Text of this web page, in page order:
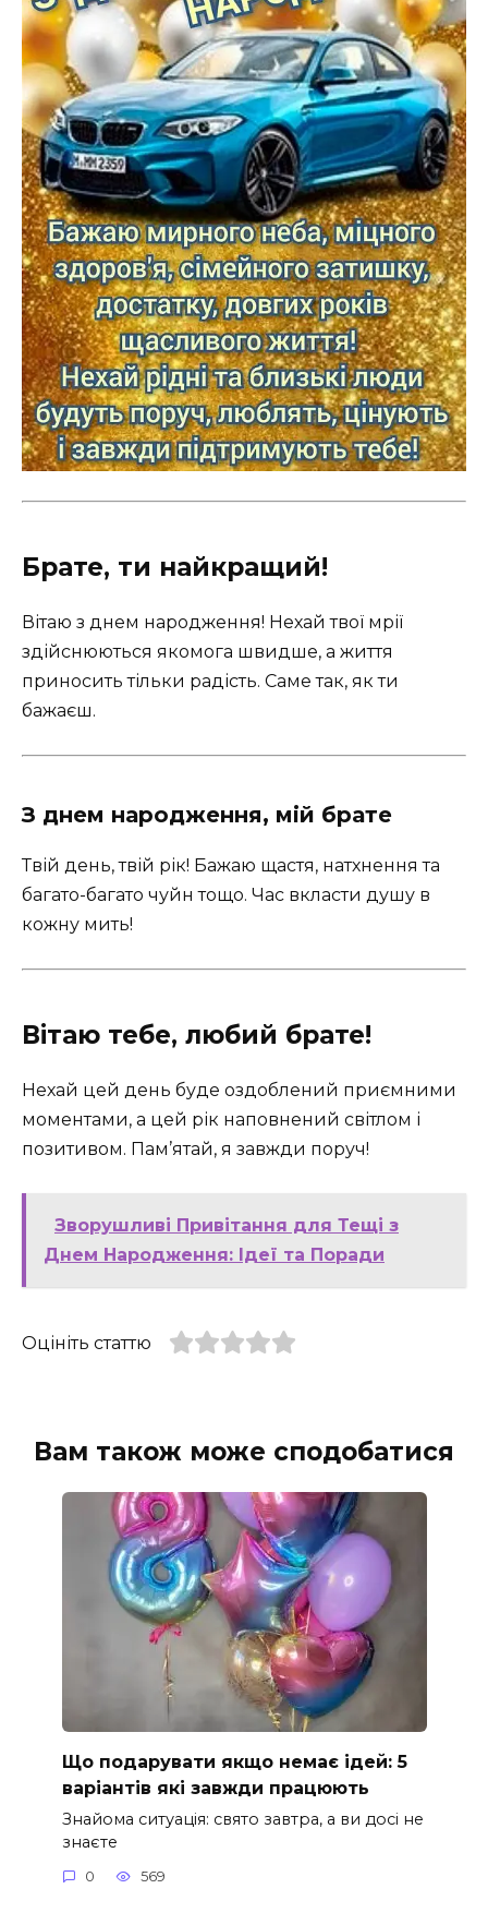
Брате, ти найкращий!
Вітаю з днем народження! Нехай твої мрії
здійснюються якомога швидше, а життя
приносить тільки радість. Саме так, як ти
бажаєш.
З днем народження, мій брате
Твій день, твій рік! Бажаю щастя, натхнення та
багато-багато чуйн тощо. Час вкласти душу в
кожну мить!
Вітаю тебе, любий брате!
Нехай цей день буде оздоблений приємними
моментами, а цей рік наповнений світлом і
позитивом. Пам’ятай, я завжди поруч!
Зворушливі Привітання для Тещі з
Днем Народження: Ідеї та Поради
Оцініть статтю
Вам також може сподобатися
Що подарувати якщо немає ідей: 5
варіантів які завжди працюють
Знайома ситуація: свято завтра, а ви досі не
знаєте
0 569